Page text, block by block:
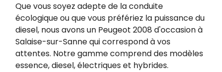
Que vous soyez adepte de la conduite
écologique ou que vous préfériez la puissance du
diesel, nous avons un Peugeot 2008 d'occasion à
Salaise-sur-Sanne qui correspond à vos
attentes. Notre gamme comprend des modèles
essence, diesel, électriques et hybrides.